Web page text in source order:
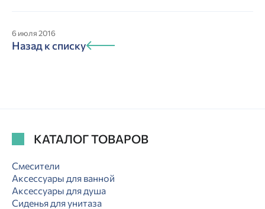
Назад к списку
6 июля 2016
КАТАЛОГ ТОВАРОВ
Смесители
Аксессуары для ванной
Аксессуары для душа
Сиденья для унитаза